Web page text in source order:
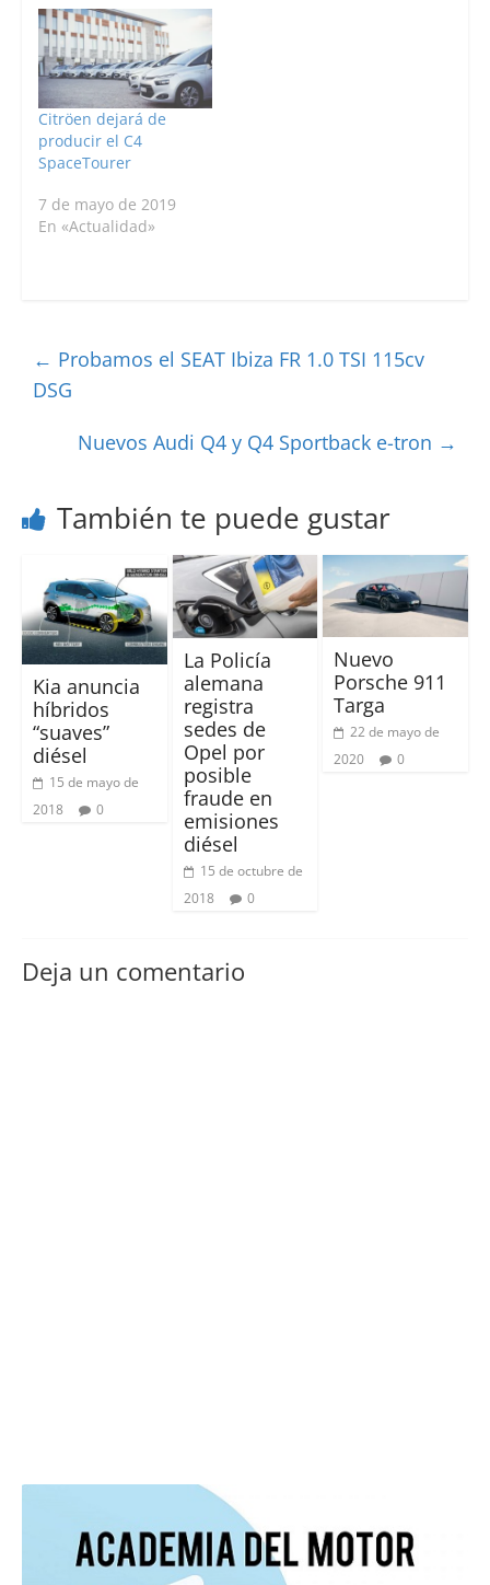
Citröen dejará de
producir el C4
SpaceTourer
7 de mayo de 2019
En «Actualidad»
← Probamos el SEAT Ibiza FR 1.0 TSI 115cv
DSG
Nuevos Audi Q4 y Q4 Sportback e-tron →
También te puede gustar
Kia anuncia
híbridos
“suaves”
diésel
15 de mayo de
2018
0
La Policía
alemana
registra
sedes de
Opel por
posible
fraude en
emisiones
diésel
15 de octubre de
2018
0
Nuevo
Porsche 911
Targa
22 de mayo de
2020
0
Deja un comentario